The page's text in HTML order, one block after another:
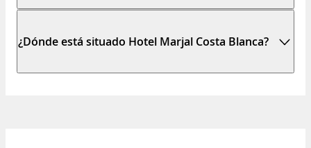
¿Dónde está situado Hotel Marjal Costa Blanca?